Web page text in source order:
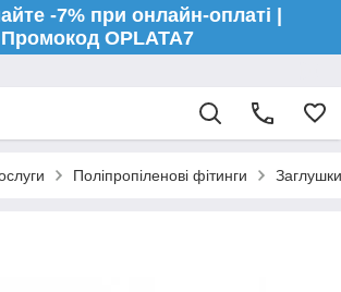
-7% при онлайн-оплаті |
Промокод OPLATA7
Поліпропіленові фітинги